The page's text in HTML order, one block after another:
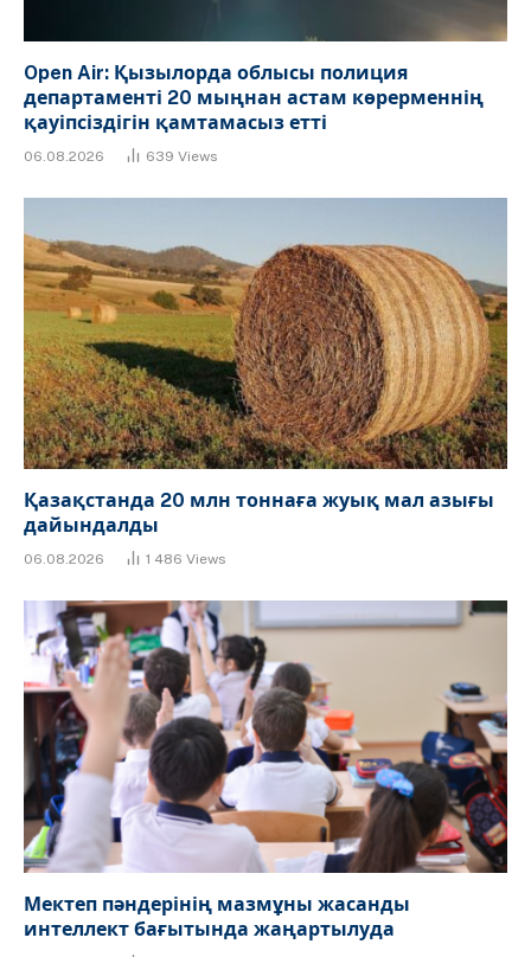
Open Air: Қызылорда облысы полиция
департаменті 20 мыңнан астам көрерменнің
қауіпсіздігін қамтамасыз етті
06.08.2026 639 Views
Қазақстанда 20 млн тоннаға жуық мал азығы
дайындалды
06.08.2026 1 486 Views
Мектеп пәндерінің мазмұны жасанды
интеллект бағытында жаңартылуда